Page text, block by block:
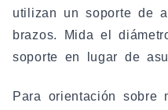
utilizan un soporte de
brazos. Mida el
soporte en lugar de
Para orientación sobre